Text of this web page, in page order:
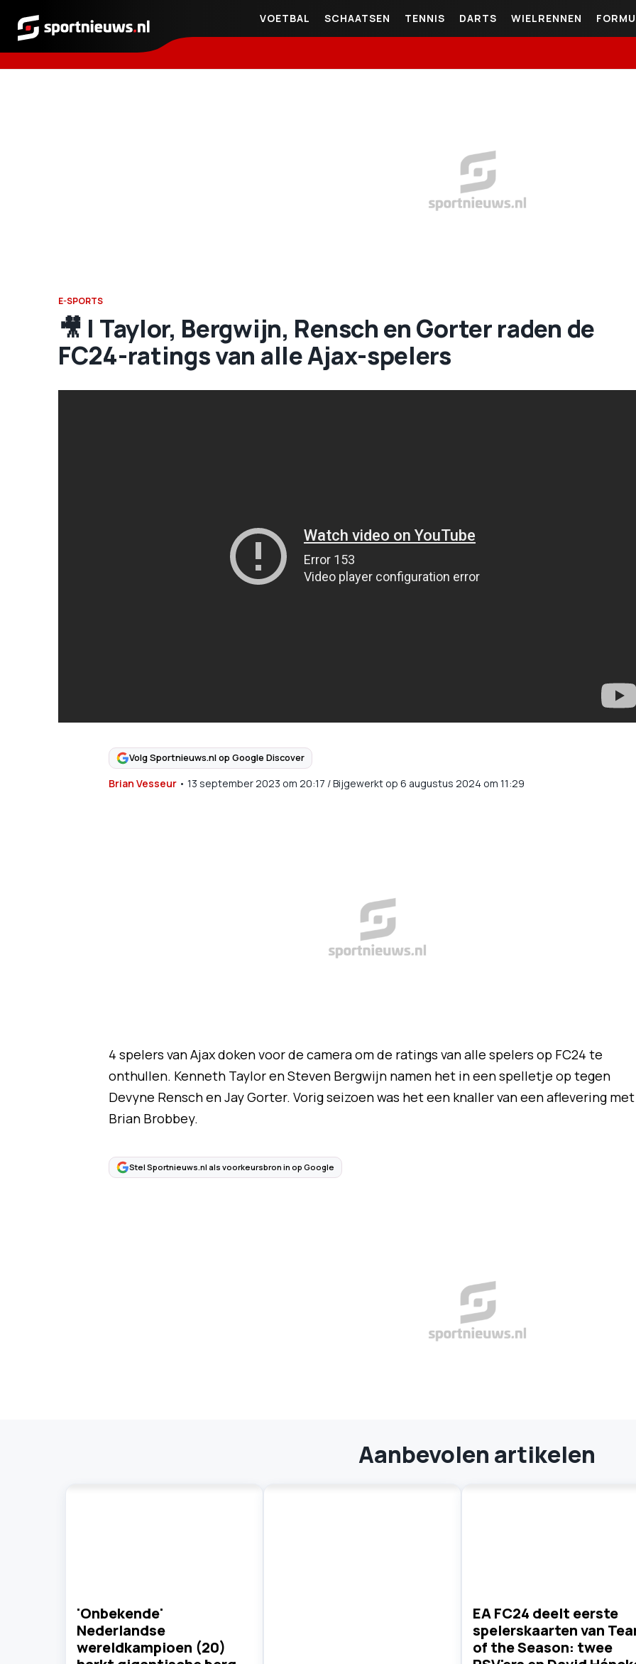
Sportnieuws.nl
VOETBAL SCHAATSEN TENNIS DARTS WIELRENNEN
E-SPORTS
🎥 | Taylor, Bergwijn, Rensch en Gorter raden de
FC24-ratings van alle Ajax-spelers
Volg Sportnieuws.nl op Google Discover
Brian Vesseur• 13 september 2023 om 20:17 /Bijgewerkt op 6 augustus 2024 om 11:29
4 spelers van Ajax doken voor de camera om de ratings van alle spelers op FC24 te
onthullen. Kenneth Taylor en Steven Bergwijn namen het in een spelletje op tegen
Devyne Rensch en Jay Gorter. Vorig seizoen was het een knaller van een aflevering met
Brian Brobbey.
Stel Sportnieuws.nl als voorkeursbron in op Google
Aanbevolen artikelen
'Onbekende'
Nederlandse
wereldkampioen (20)
EA FC24 deelt eerste
spelerskaarten van
of the Season: twee